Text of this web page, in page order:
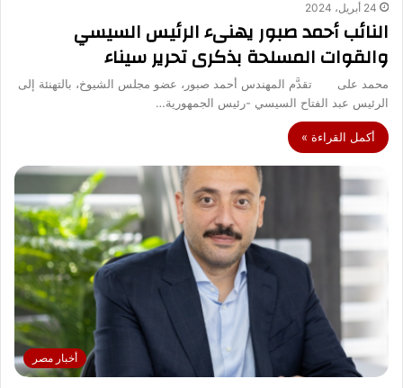
24 أبريل، 2024
النائب أحمد صبور يهنىء الرئيس السيسي
والقوات المسلحة بذكرى تحرير سيناء
محمد على تقدَّم المهندس أحمد صبور، عضو مجلس الشيوخ، بالتهنئة إلى
الرئيس عبد الفتاح السيسي -رئيس الجمهورية…
أكمل القراءة »
أخبار مصر